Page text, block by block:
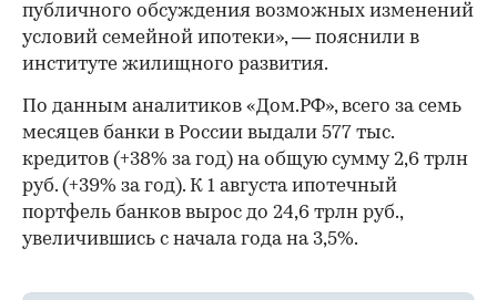
публичного обсуждения возможных изменений
условий семейной ипотеки», — пояснили в
институте жилищного развития.
По данным аналитиков «Дом.РФ», всего за семь
месяцев банки в России выдали 577 тыс.
кредитов (+38% за год) на общую сумму 2,6 трлн
руб. (+39% за год). К 1 августа ипотечный
портфель банков вырос до 24,6 трлн руб.,
увеличившись с начала года на 3,5%.